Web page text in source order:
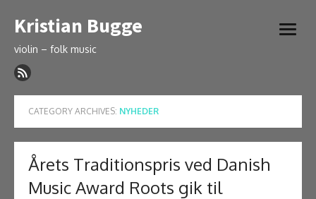
to
Kristian Bugge
violin – folk music
open
CATEGORY ARCHIVES: NYHEDER
Årets Traditionspris ved Danish
Music Award Roots gik til